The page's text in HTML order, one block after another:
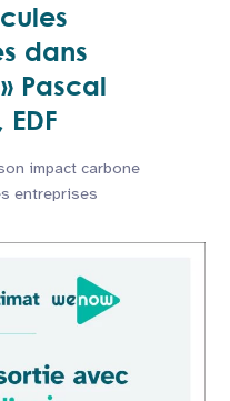
dans
Pascal
impact carbone
entreprises